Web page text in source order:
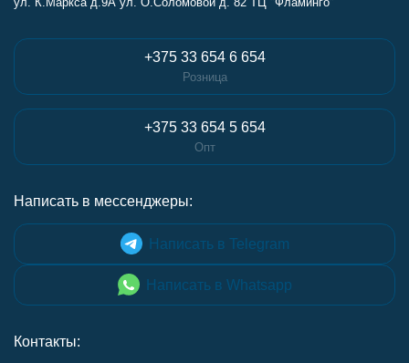
+375 33 654 6 654
Розница
+375 33 654 5 654
Опт
Написать в мессенджеры:
Написать в Telegram
Написать в Whatsapp
Контакты: